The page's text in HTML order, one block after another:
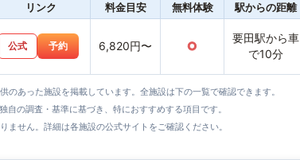
リンク 料金目安 無料体験 駅からの距離
公式 予約 6,820円〜 ○
要田駅から車
で10分
のあった施設を掲載しています。全施設は下の一覧で確認できます。
の調査・基準に基づき、特におすすめする項目です。
ません。詳細は各施設の公式サイトをご確認ください。